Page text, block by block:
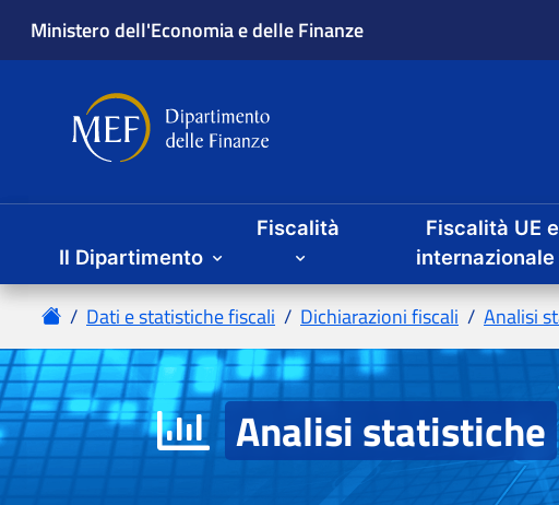
Il Dipartimento
Fiscalità Fiscalità UE e
Analisi statistiche